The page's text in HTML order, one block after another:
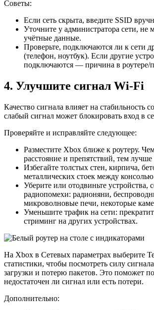
Советы:
Если сеть скрыта, введите SSID
Уточните у администратора сети, не
учётные данные.
Проверьте, подключаются ли к сети
(телефон, ноутбук). Если другие
подключаются — причина в роутере/
4. Улучшите сигнал Wi‑Fi
Качество сигнала влияет на стабильность
слабый сигнал может блокировать вход в
Проверяйте и исправляйте следующее:
Разместите Xbox ближе к роутеру.
расстояние и препятствий, тем
Избегайте толстых стен, кирпича,
металлических стоек между
Уберите или отодвиньте устройства,
радиопомехи: радионяни,
микроволновые печи, некоторые
Уменьшите трафик на сети:
стриминг на других устройствах.
На Xbox в Сетевых параметрах выберите
статистики, чтобы посмотреть силу
загрузки и потерю пакетов. Это поможет
недостаточен ли сигнал или есть потери.
Дополнительно: